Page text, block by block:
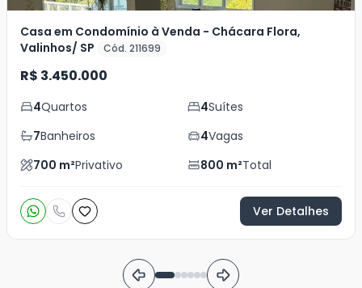
Casa em Condomínio à Venda - Chácara Flora,
Valinhos/ SP
Cód. 211699
R$ 3.450.000
4Quartos 4Suítes
7Banheiros 4Vagas
700 m²Privativo 800 m²Total
Ver Detalhes